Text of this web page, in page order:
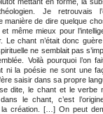
Je retrouvais
manière de dire quelque
même mieux pour
chant n’était donc
ne semblait pas
Voilà pourquoi l’on
ni la poésie ne sont une
saisir dans sa propre
dite, le chant et le verbe
le chant, c’est
création. […] On peut